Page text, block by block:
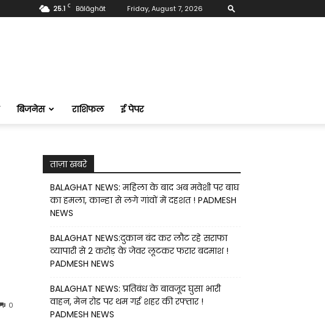
25.1 C Bālāghāt Friday, August 7, 2026
बिजनेस राशिफल ई पेपर
0
ताज़ा खबरे
BALAGHAT NEWS: महिला के बाद अब मवेशी पर बाघ
का हमला, कान्हा से लगे गांवों में दहशत ! PADMESH
NEWS
BALAGHAT NEWS:दुकान बंद कर लौट रहे सराफा
व्यापारी से 2 करोड़ के जेवर लूटकर फरार बदमाश !
PADMESH NEWS
BALAGHAT NEWS: प्रतिबंध के बावजूद घुसा भारी
वाहन, मेन रोड पर थम गई शहर की रफ्तार !
PADMESH NEWS